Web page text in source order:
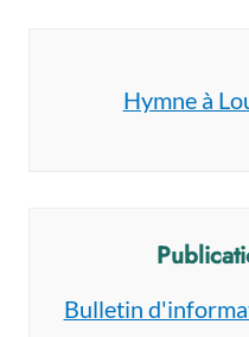
Hymne à
Bulletin